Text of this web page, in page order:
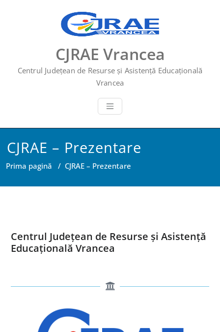
CJRAE Vrancea
Centrul Județean de Resurse și Asistență Educațională
Vrancea
CJRAE – Prezentare
Prima pagină / CJRAE – Prezentare
Centrul Județean de Resurse și Asistență
Educațională Vrancea